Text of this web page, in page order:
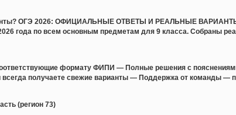
ОГЭ 2026: ОФИЦИАЛЬНЫЕ ОТВЕТЫ И РЕАЛЬНЫЕ
года по всем основным предметам для 9 класса. Собраны
формату ФИПИ — Полные решения с
получаете свежие варианты — Поддержка от команды —
(регион 73)